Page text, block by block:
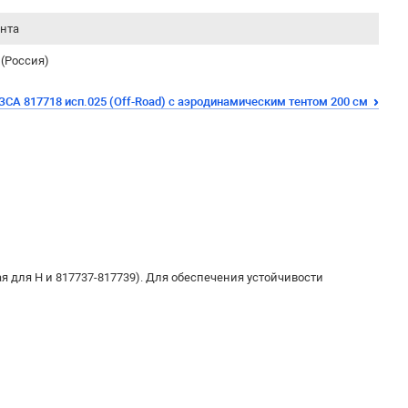
817718 исп.025 (Off-Road) с аэродинамическим тентом 200 см
для H и 817737-817739). Для обеспечения устойчивости